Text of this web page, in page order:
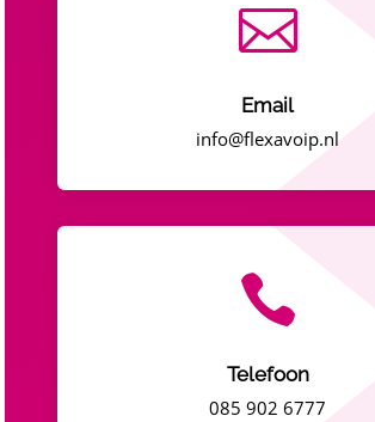

Email
info@flexavoip.nl

Telefoon
085 902 6777